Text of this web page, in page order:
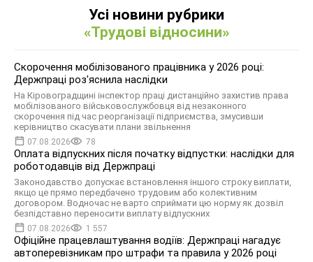
Усі новини рубрики
«Трудові відносини»
Скорочення мобілізованого працівника у 2026 році:
Держпраці роз'яснила наслідки
На Кіровоградщині інспектор праці дистанційно захистив права
мобілізованого військовослужбовця від незаконного
скорочення під час реорганізації підприємства, змусивши
керівництво скасувати плани звільнення
07.08.2026 78
Оплата відпускних після початку відпустки: наслідки для
роботодавців від Держпраці
Законодавство допускає встановлення іншого строку виплати,
якщо це прямо передбачено трудовим або колективним
договором. Водночас не варто сприймати цю норму як дозвіл
безпідставно переносити виплату відпускних
07.08.2026 1 557
Офіційне працевлаштування водіїв: Держпраці нагадує
автоперевізникам про штрафи та правила у 2026 році